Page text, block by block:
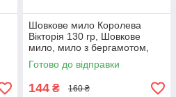
Шовкове мило Королева
Вікторія 130 гр, Шовкове
мило, мило з бергамотом,
Натуральне мило для тіла
ТМ Cocos
Готово до відправки
144 ₴ 160 ₴